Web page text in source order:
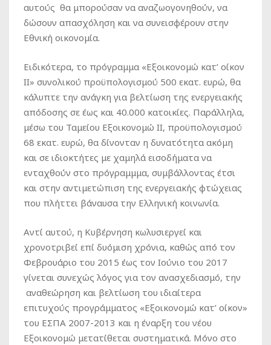
αυτούς θα μπορούσαν να αναζωογονηθούν, να
δώσουν απασχόληση και να συνεισφέρουν στην
Εθνική οικονομία.
Ειδικότερα, το πρόγραμμα «Εξοικονομώ κατ’ οίκον
ΙΙ» συνολικού προϋπολογισμού 500 εκατ. ευρώ, θα
κάλυπτε την ανάγκη για βελτίωση της ενεργειακής
απόδοσης σε έως και 40.000 κατοικίες. Παράλληλα,
μέσω του Ταμείου Εξοικονομώ ΙΙ, προϋπολογισμού
68 εκατ. ευρώ, θα δίνονταν η δυνατότητα ακόμη
και σε ιδιοκτήτες με χαμηλά εισοδήματα να
ενταχθούν στο πρόγραμμμα, συμβάλλοντας έτσι
και στην αντιμετώπιση της ενεργειακής φτώχειας
που πλήττει βάναυσα την Ελληνική κοινωνία.
Αντί αυτού, η Κυβέρνηση κωλυσιεργεί και
χρονοτριβεί επί δυόμιση χρόνια, καθώς από τον
Φεβρουάριο του 2015 έως τον Ιούνιο του 2017
γίνεται συνεχώς λόγος για τον ανασχεδιασμό, την
αναθεώρηση και βελτίωση του ιδιαίτερα
επιτυχούς προγράμματος «Εξοικονομώ κατ’ οίκον»
του ΕΣΠΑ 2007-2013 και η έναρξη του νέου
Εξοικονομώ μετατίθεται συστηματικά. Μόνο στο